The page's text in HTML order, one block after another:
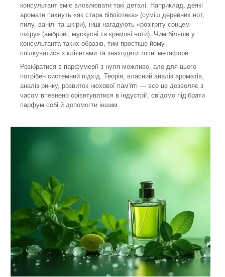
консультант вміє вловлювати такі деталі. Наприклад, деякі
аромати пахнуть «як стара бібліотека» (суміш деревних нот,
пилу, ванілі та шкіри), інші нагадують «розігріту сонцем
шкіру» (амброві, мускусні та кремові ноти). Чим більше у
консультанта таких образів, тим простіше йому
спілкуватися з клієнтами та знаходити точні метафори.
Розібратися в парфумерії з нуля можливо, але для цього
потрібен системний підхід. Теорія, власний аналіз ароматів,
аналіз ринку, розвиток нюхової пам'яті — все це дозволяє з
часом впевнено орієнтуватися в індустрії, свідомо підібрати
парфум собі й допомогти іншим.